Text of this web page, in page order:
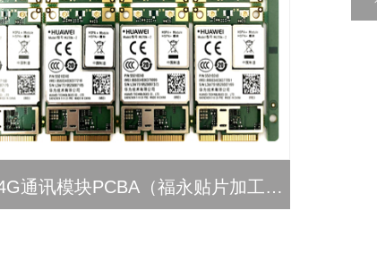
华为4G通讯模块PCBA（福永贴片加工厂）